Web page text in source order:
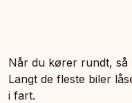
Når du kører rundt, så
Langt de fleste biler
i fart.